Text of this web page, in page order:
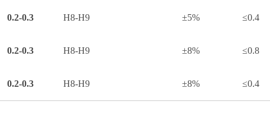
0.2-0.3 H8-H9 ±5% ≤0.4
0.2-0.3 H8-H9 ±8% ≤0.8
0.2-0.3 H8-H9 ±8% ≤0.4